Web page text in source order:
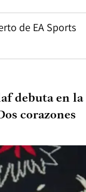
de EA Sports
debuta en la
corazones